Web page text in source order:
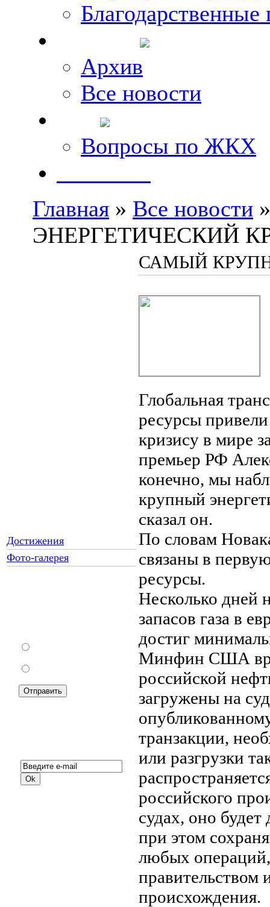
Благодарственные
Архив
Все новости
Вопросы по ЖКХ
Главная » Все новости
ЭНЕРГЕТИЧЕСКИЙ
Достижения
Фото-галерея
САМЫЙ
Глобальная
ресурсы
кризису в мире
премьер РФ
конечно, мы
крупный
сказал он.
По словам
связаны в
ресурсы.
Несколько дней
запасов газа в
достиг
Минфин США
российской
загружены на
транзакции,
или разгрузки
российского
судах, оно
при этом
любых
правительством
происхождения.